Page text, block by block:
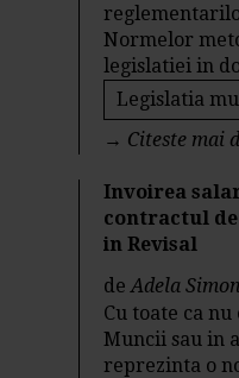
Normelor
legislatiei in
Legislatia
→ Citeste mai
Invoirea
contractul
in Revisal
deAdela
Cu toate ca
Muncii sau in
reprezinta o